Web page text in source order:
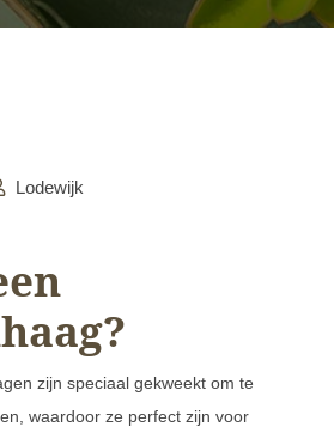
Lodewijk
zijn speciaal gekweekt om te
waardoor ze perfect zijn voor